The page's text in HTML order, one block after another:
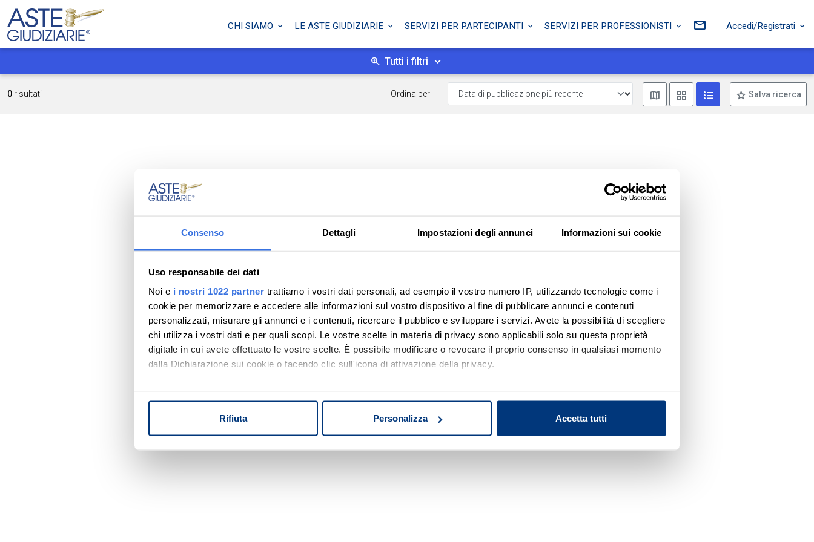
Consenso Dettagli Impostazioni degli annunci Informazioni sui cookie
Uso responsabile dei dati
Noi e i nostri 1022 partner trattiamo i vostri dati personali, ad esempio il vostro numero IP, utilizzando tecnologie come i
cookie per memorizzare e accedere alle informazioni sul vostro dispositivo al fine di pubblicare annunci e contenuti
personalizzati, misurare gli annunci e i contenuti, ricercare il pubblico e sviluppare i servizi. Avete la possibilità di scegliere
chi utilizza i vostri dati e per quali scopi. Le vostre scelte in materia di privacy sono applicabili solo su questa proprietà
digitale in cui avete effettuato le vostre scelte. È possibile modificare o revocare il proprio consenso in qualsiasi momento
dalla Dichiarazione sui cookie o facendo clic sull'icona di attivazione della privacy.
Identificare il tuo dispositivo, scansionandolo attivamente alla ricerca di caratteristiche specifiche (impronte
digitali).
Rifiuta Personalizza Accetta tutti
CHI SIAMO LE ASTE GIUDIZIARIE SERVIZI PER PARTECIPANTI SERVIZI PER PROFESSIONISTI Accedi/Registrati
Tutti i filtri
0 risultati Ordina per Mostra mappaMostra come box
Mostra come lista
Salva ricerca
Nessun risultato di ricerca
Prova a modificare o rimuovere alcuni filtri o
a cambiare l'area di ricerca.